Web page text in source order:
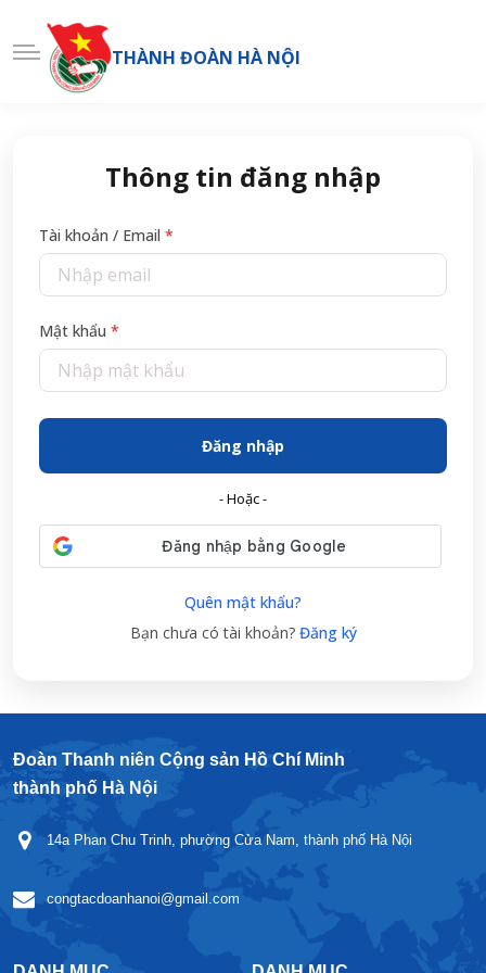
THÀNH ĐOÀN HÀ NỘI
Thông tin đăng nhập
Tài khoản / Email *
Mật khẩu *
Đăng nhập
- Hoặc -
Quên mật khẩu?
Bạn chưa có tài khoản? Đăng ký
Đoàn Thanh niên Cộng sản Hồ Chí Minh
thành phố Hà Nội
14a Phan Chu Trinh, phường Cửa Nam, thành phố Hà Nội
congtacdoanhanoi@gmail.com